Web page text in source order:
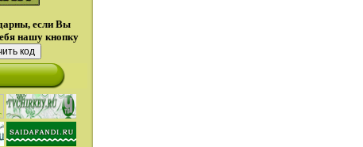
если Вы
нашу кнопку